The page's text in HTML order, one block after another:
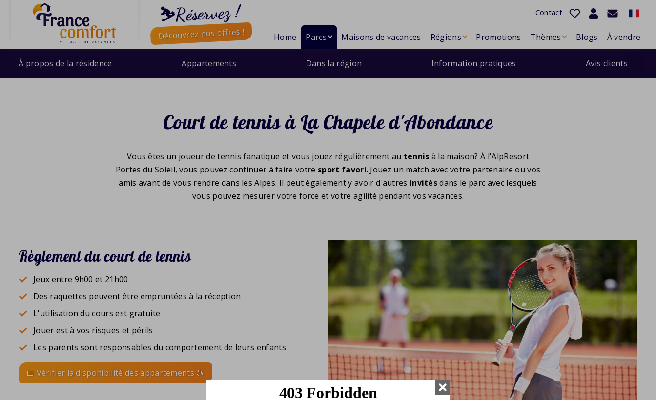
⛷️Réservez !
Découvrez nos offres !
Contact
Home Parcs Maisons de vacances Régions Promotions Thèmes Blogs À vendre
À propos de la résidence Appartements Dans la région Information pratiques Avis clients
Court de tennis à La Chapele d'Abondance
Vous êtes un joueur de tennis fanatique et vous jouez régulièrement au tennis à la maison? À l'AlpResort
Portes du Soleil, vous pouvez continuer à faire votre sport favori. Jouez un match avec votre partenaire ou vos
amis avant de vous rendre dans les Alpes. Il peut également y avoir d'autres invitésdans le parc avec lesquels
vous pouvez mesurer votre force et votre agilité pendant vos vacances.
Règlement du court de tennis
Jeux entre 9h00 et 21h00
Des raquettes peuvent être empruntées à la réception
L'utilisation du cours est gratuite
Jouer est à vos risques et périls
Les parents sont responsables du comportement de leurs enfants
📅 Vérifier la disponibilité des appartements 🎾